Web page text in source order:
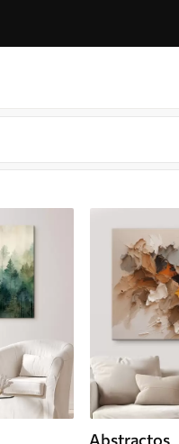
Abstractos